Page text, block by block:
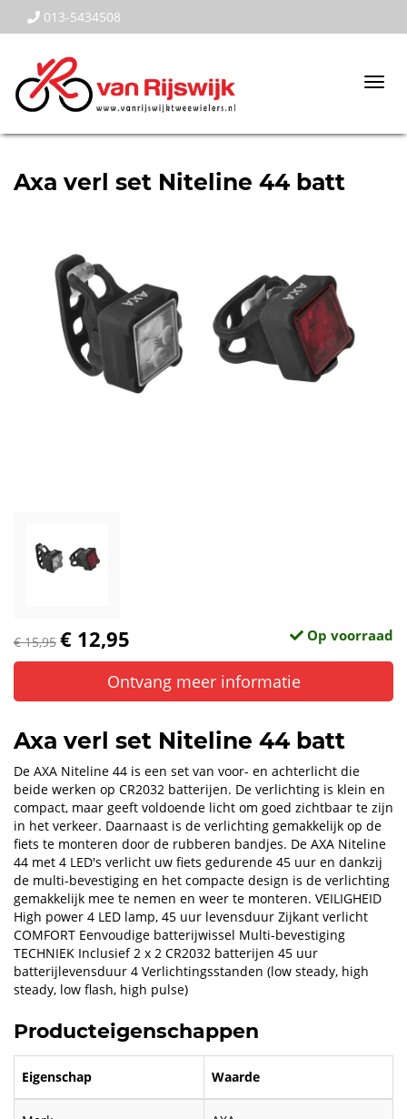
013-5434508
Axa verl set Niteline 44 batt
€ 15,95 € 12,95 Op voorraad
Ontvang meer informatie
Axa verl set Niteline 44 batt
De AXA Niteline 44 is een set van voor- en achterlicht die
beide werken op CR2032 batterijen. De verlichting is klein en
compact, maar geeft voldoende licht om goed zichtbaar te zijn
in het verkeer. Daarnaast is de verlichting gemakkelijk op de
fiets te monteren door de rubberen bandjes. De AXA Niteline
44 met 4 LED's verlicht uw fiets gedurende 45 uur en dankzij
de multi-bevestiging en het compacte design is de verlichting
gemakkelijk mee te nemen en weer te monteren. VEILIGHEID
High power 4 LED lamp, 45 uur levensduur Zijkant verlicht
COMFORT Eenvoudige batterijwissel Multi-bevestiging
TECHNIEK Inclusief 2 x 2 CR2032 batterijen 45 uur
batterijlevensduur 4 Verlichtingsstanden (low steady, high
steady, low flash, high pulse)
Producteigenschappen
Eigenschap Waarde